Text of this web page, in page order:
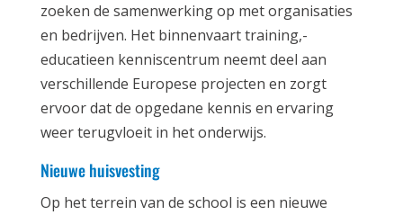
zoeken de samenwerking op met organisaties
en bedrijven. Het binnenvaart training,-
educatieen kenniscentrum neemt deel aan
verschillende Europese projecten en zorgt
ervoor dat de opgedane kennis en ervaring
weer terugvloeit in het onderwijs.
Nieuwe huisvesting
Op het terrein van de school is een nieuwe